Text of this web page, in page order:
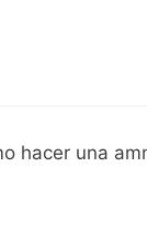
hacer una